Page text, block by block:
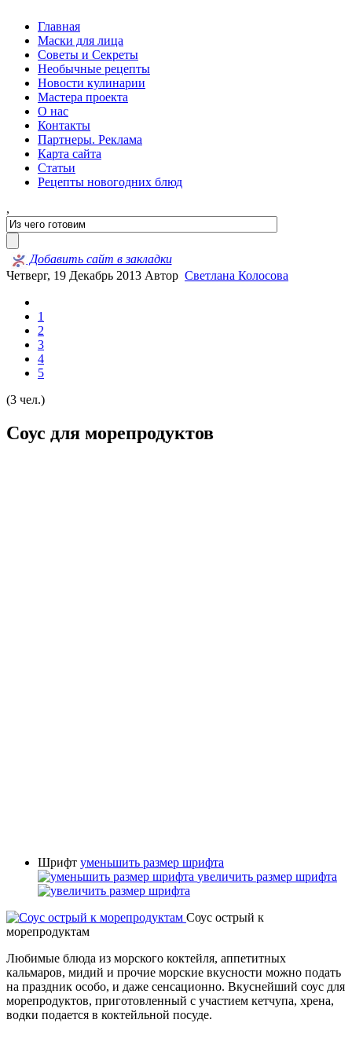
Главная
Маски для лица
Советы и Секреты
Необычные рецепты
Новости кулинарии
Мастера проекта
О нас
Контакты
Партнеры. Реклама
Карта сайта
Статьи
Рецепты новогодних блюд
,
Добавить сайт в закладки
Четверг, 19 Декабрь 2013 Автор Светлана Колосова
1
2
3
4
5
(3 чел.)
Соус для морепродуктов
Шрифт уменьшить размер шрифта
увеличить размер шрифта
Соус острый к
морепродуктам
Любимые блюда из морского коктейля, аппетитных
кальмаров, мидий и прочие морские вкусности можно подать
на праздник особо, и даже сенсационно. Вкуснейший соус для
морепродуктов, приготовленный с участием кетчупа, хрена,
водки подается в коктейльной посуде.